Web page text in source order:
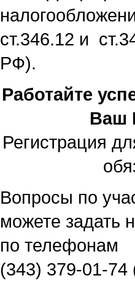
ст.346.12 и
РФ).
Работайте
Ваш
Регистрация
Вопросы по
можете задать
по телефонам
(343) 379-01-74